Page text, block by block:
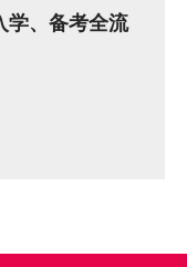
学、备考全流